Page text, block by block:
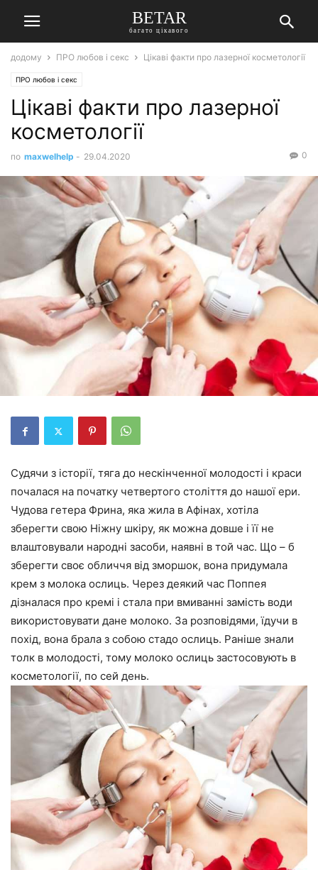
BETAR
багато цікавого
додому ПРО любов і секс Цікаві факти про лазерної косметології
ПРО любов і секс
Цікаві факти про лазерної
косметології
по maxwelhelp - 29.04.2020 0
Судячи з історії, тяга до нескінченної молодості і краси
почалася на початку четвертого століття до нашої ери.
Чудова гетера Фрина, яка жила в Афінах, хотіла
зберегти свою Ніжну шкіру, як можна довше і її не
влаштовували народні засоби, наявні в той час. Що – б
зберегти своє обличчя від зморшок, вона придумала
крем з молока ослиць. Через деякий час Поппея
дізналася про кремі і стала при вмиванні замість води
використовувати дане молоко. За розповідями, їдучи в
похід, вона брала з собою стадо ослиць. Раніше знали
толк в молодості, тому молоко ослиць застосовують в
косметології, по сей день.